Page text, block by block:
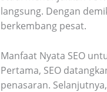
langsung. Dengan
berkembang pesat.
Manfaat Nyata SEO
Pertama, SEO
penasaran.